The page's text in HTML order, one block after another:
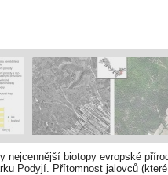
nejcennější biotopy evropské
Podyjí. Přítomnost jalovců